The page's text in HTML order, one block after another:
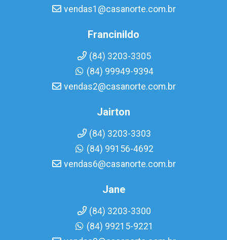
vendas1@casanorte.com.br
Francinildo
(84) 3203-3305
(84) 99949-9394
vendas2@casanorte.com.br
Jairton
(84) 3203-3303
(84) 99156-4692
vendas6@casanorte.com.br
Jane
(84) 3203-3300
(84) 99215-9221